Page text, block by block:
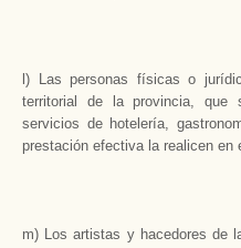
l) Las personas físicas o
territorial de la provincia, que
servicios de hotelería,
prestación efectiva la realicen en
m) Los artistas y hacedores de